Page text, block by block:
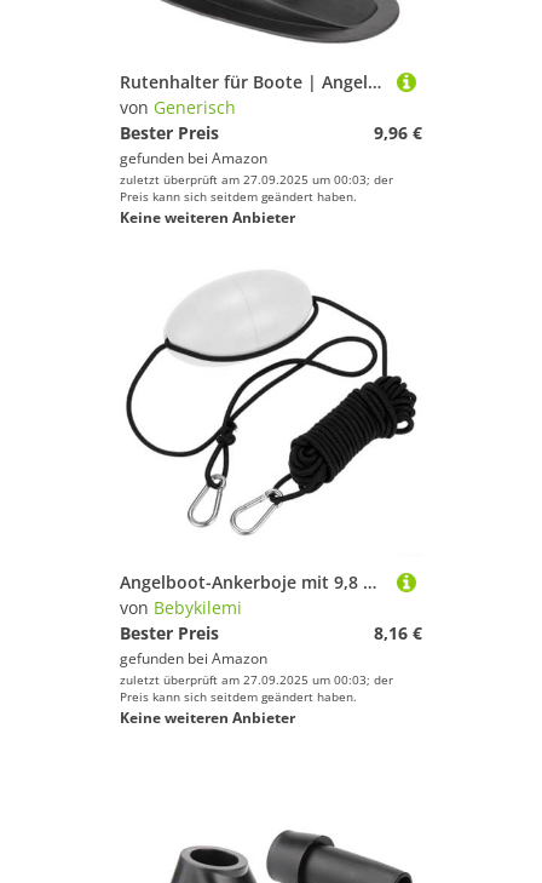
Rutenhalter für Boote | Angelruten Halterung | Universalmontagesatz Mit Doppeldurchmesser Für Kanus Ruderboote Kajaks Pontons Und Schlauchboote
von Generisch
Bester Preis
9,96 €
gefunden bei Amazon
zuletzt überprüft am 27.09.2025 um 00:03; der
Preis kann sich seitdem geändert haben.
Keine weiteren Anbieter
Angelboot-Ankerboje mit 9,8 m reißfester Ankerschnur, PVC, Marine-Festmacher, Schwimmer für Kanu, Segelschiff, Motorboot, Schlauchboot, Gelb (weiß)
von Bebykilemi
Bester Preis
8,16 €
gefunden bei Amazon
zuletzt überprüft am 27.09.2025 um 00:03; der
Preis kann sich seitdem geändert haben.
Keine weiteren Anbieter